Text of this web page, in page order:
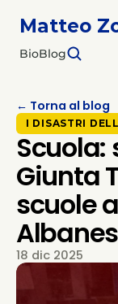
← Torna al blog
I DISASTRI
Giunta
scuole
18 dic 2025
Matteo
BioBlog